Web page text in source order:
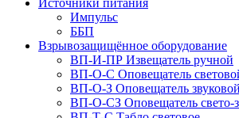
Импульс
ББП
Взрывозащищённое оборудование
ВП-И-ПР Извещатель ручной
ВП-О-С Оповещатель
ВП-О-З Оповещатель звуковой
ВП-О-СЗ Оповещатель свето-